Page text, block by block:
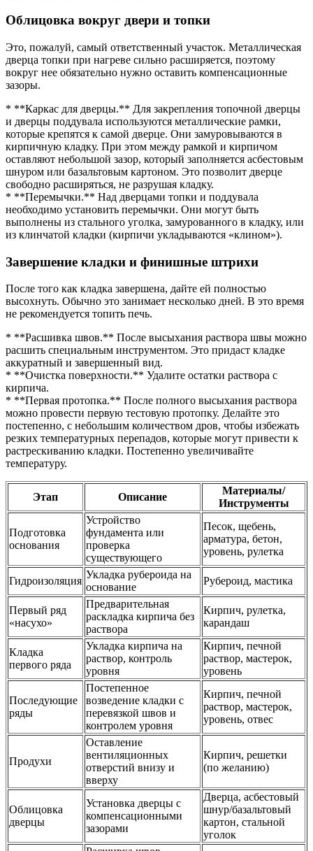
Облицовка вокруг двери и топки
Это, пожалуй, самый ответственный участок. Металлическая
дверца топки при нагреве сильно расширяется, поэтому
вокруг нее обязательно нужно оставить компенсационные
зазоры.
* **Каркас для дверцы.** Для закрепления топочной дверцы
и дверцы поддувала используются металлические рамки,
которые крепятся к самой дверце. Они замуровываются в
кирпичную кладку. При этом между рамкой и кирпичом
оставляют небольшой зазор, который заполняется асбестовым
шнуром или базальтовым картоном. Это позволит дверце
свободно расширяться, не разрушая кладку.
* **Перемычки.** Над дверцами топки и поддувала
необходимо установить перемычки. Они могут быть
выполнены из стального уголка, замурованного в кладку, или
из клинчатой кладки (кирпичи укладываются «клином»).
Завершение кладки и финишные штрихи
После того как кладка завершена, дайте ей полностью
высохнуть. Обычно это занимает несколько дней. В это время
не рекомендуется топить печь.
* **Расшивка швов.** После высыхания раствора швы можно
расшить специальным инструментом. Это придаст кладке
аккуратный и завершенный вид.
* **Очистка поверхности.** Удалите остатки раствора с
кирпича.
* **Первая протопка.** После полного высыхания раствора
можно провести первую тестовую протопку. Делайте это
постепенно, с небольшим количеством дров, чтобы избежать
резких температурных перепадов, которые могут привести к
растрескиванию кладки. Постепенно увеличивайте
температуру.
Этап Описание
Материалы/
Инструменты
Подготовка
основания
Устройство
фундамента или
проверка
существующего
Песок, щебень,
арматура, бетон,
уровень, рулетка
Гидроизоляция
Укладка рубероида на
основание
Рубероид, мастика
Первый ряд
«насухо»
Предварительная
раскладка кирпича без
раствора
Кирпич, рулетка,
карандаш
Кладка
первого ряда
Укладка кирпича на
раствор, контроль
уровня
Кирпич, печной
раствор, мастерок,
уровень
Последующие
ряды
Постепенное
возведение кладки с
перевязкой швов и
контролем уровня
Кирпич, печной
раствор, мастерок,
уровень, отвес
Продухи
Оставление
вентиляционных
отверстий внизу и
вверху
Кирпич, решетки
(по желанию)
Облицовка
дверцы
Установка дверцы с
компенсационными
зазорами
Дверца, асбестовый
шнур/базальтовый
картон, стальной
уголок